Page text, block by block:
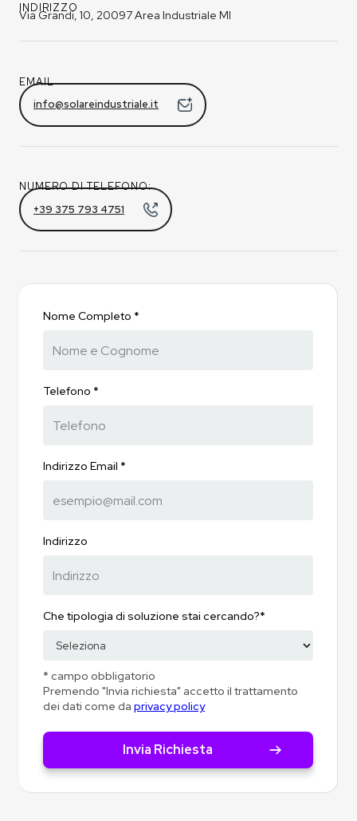
INDIRIZZO
Via Grandi, 10, 20097 Area Industriale MI
EMAIL
info@solareindustriale.it
NUMERO DI TELEFONO:
+39 375 793 4751
Nome Completo *
Telefono *
Indirizzo Email *
Indirizzo
Che tipologia di soluzione stai cercando?*
* campo obbligatorio
Premendo "Invia richiesta" accetto il trattamento
dei dati come daprivacy policy